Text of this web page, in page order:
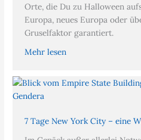
Orte, die Du zu Halloween
Europa, neues Europa oder
Gruselfaktor garantiert.
Mehr lesen
7 Tage New York City – eine